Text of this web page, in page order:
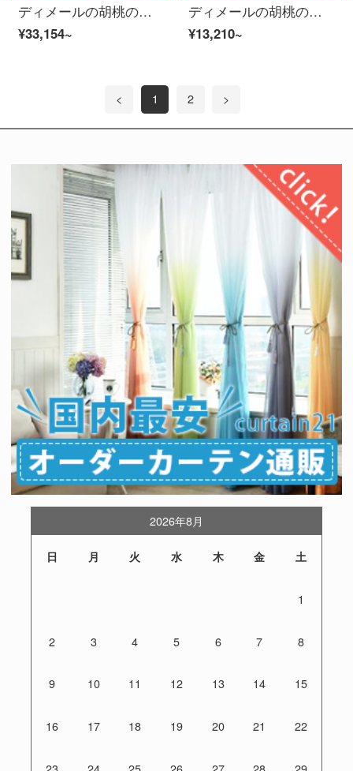
ディメールの胡桃の木の本当の木の間のホールの戸棚の客間の仕切りの戸棚の玄関の酒棚の近代的な中国式の簡単な玄関の戸棚の胡桃の木の間のホールの戸棚
¥33,154~
ディメールの胡桃の木の実木の近代的な簡約なロッカーの多機能の寝室の戸棚の客間の戸棚の辺の戸棚の収納棚の4斗の箱
¥13,210~
< 1 2 >
2026年8月
日 月 火 水 木 金 土
1
2 3 4 5 6 7 8
9 10 11 12 13 14 15
16 17 18 19 20 21 22